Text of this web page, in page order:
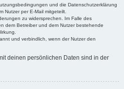
und die Datenschutzerklärung
Nutzer per E-Mail mitgeteilt.
zu widersprechen. Im Falle des
dem Betreiber und dem Nutzer bestehende
und verbindlich, wenn der Nutzer den
deinen persönlichen Daten sind in der